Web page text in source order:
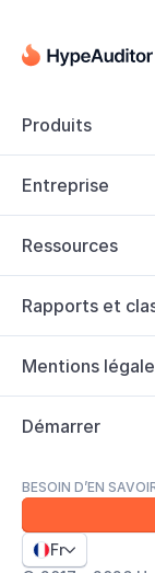
BESOIN D’EN
Fr
Produits
Entreprise
Ressources
Rapports et
Mentions
Démarrer